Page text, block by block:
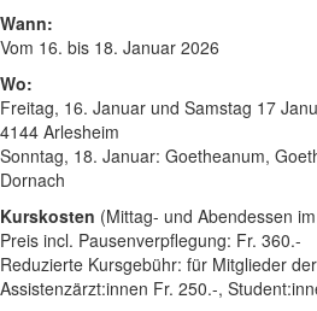
Wann:
Vom 16. bis 18. Januar 2026
Wo:
Freitag, 16. Januar und Samstag 17
4144 Arlesheim
Sonntag, 18. Januar: Goetheanum,
Dornach
Kurskosten (Mittag- und Abendessen
Preis incl. Pausenverpflegung: Fr. 360.-
Reduzierte Kursgebühr: für Mitglieder
Assistenzärzt:innen Fr. 250.-,